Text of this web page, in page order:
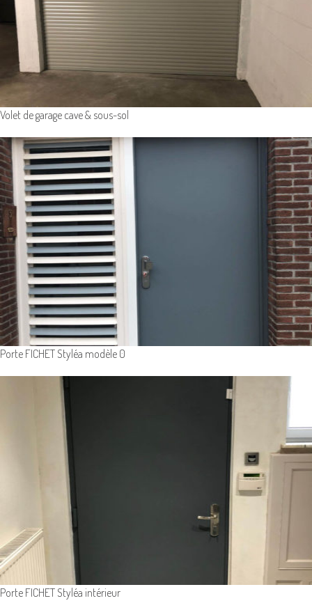
Volet de garage cave & sous-sol
Porte FICHET Styléa modèle 0
Porte FICHET Styléa intérieur